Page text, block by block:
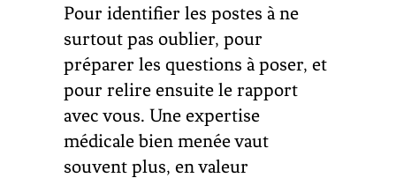
Pour identifier les postes à ne
surtout pas oublier, pour
préparer les questions à poser, et
pour relire ensuite le rapport
avec vous. Une expertise
médicale bien menée vaut
souvent plus, en valeur